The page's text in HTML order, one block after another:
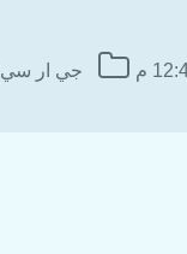
جي ار سي GRC